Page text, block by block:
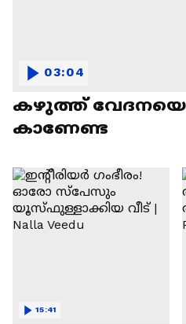
കഴുത്ത് വേദനയെ
കാണേണ്ട
03:04
15:41